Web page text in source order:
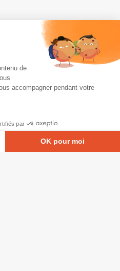
de
accompagner pendant votre
par
OK pour moi